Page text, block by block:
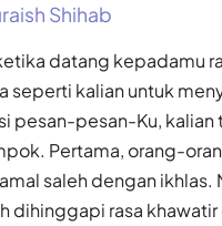
Shihab
datang kepadamu
seperti kalian untuk
pesan-pesan-Ku, kalian
Pertama, orang-
saleh dengan ikhlas.
dihinggapi rasa